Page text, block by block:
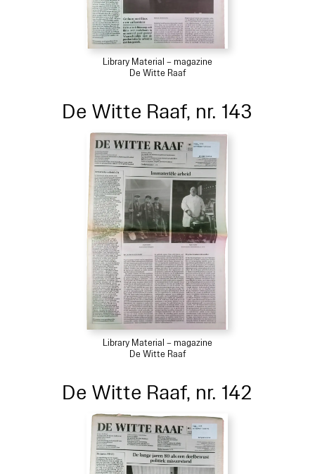
Library Material – magazine
De Witte Raaf
De Witte Raaf, nr. 143
Library Material – magazine
De Witte Raaf
De Witte Raaf, nr. 142